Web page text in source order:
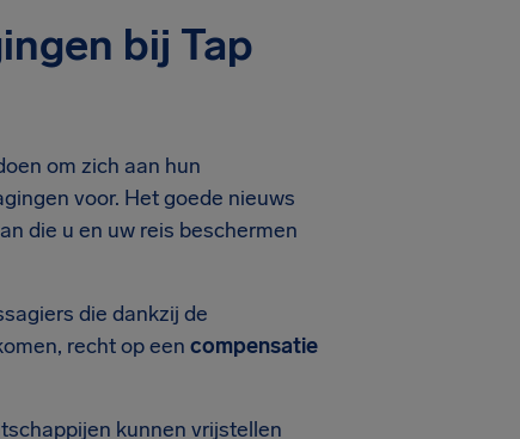
bij Tap
om zich aan hun
voor. Het goede nieuws
die u en uw reis beschermen
die dankzij de
recht op een compensatie
kunnen vrijstellen